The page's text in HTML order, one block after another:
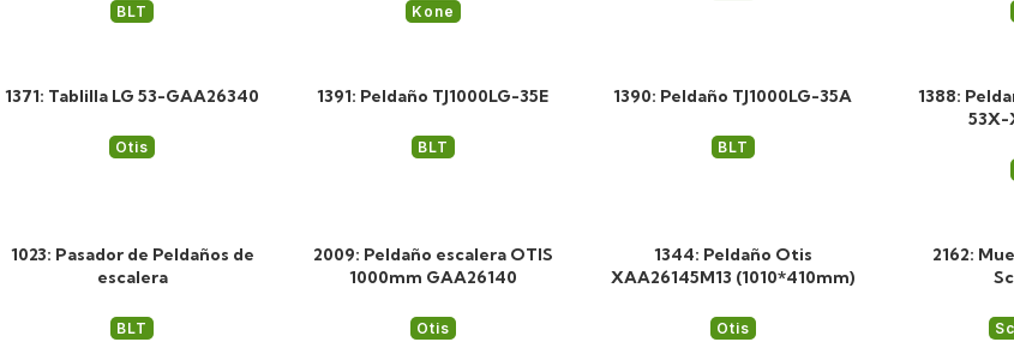
BLT Kone
1371: Tablilla LG 53-GAA26340
Otis
1391: Peldaño TJ1000LG-35E
BLT
1390: Peldaño TJ1000LG-35A
BLT
1388:
53X-
1023: Pasador de Peldaños de
escalera
BLT
2009: Peldaño escalera OTIS
1000mm GAA26140
Otis
1344: Peldaño Otis
XAA26145M13 (1010*410mm)
Otis
2162: